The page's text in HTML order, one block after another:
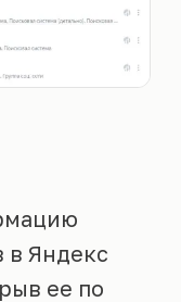
в Яндекс
ее по